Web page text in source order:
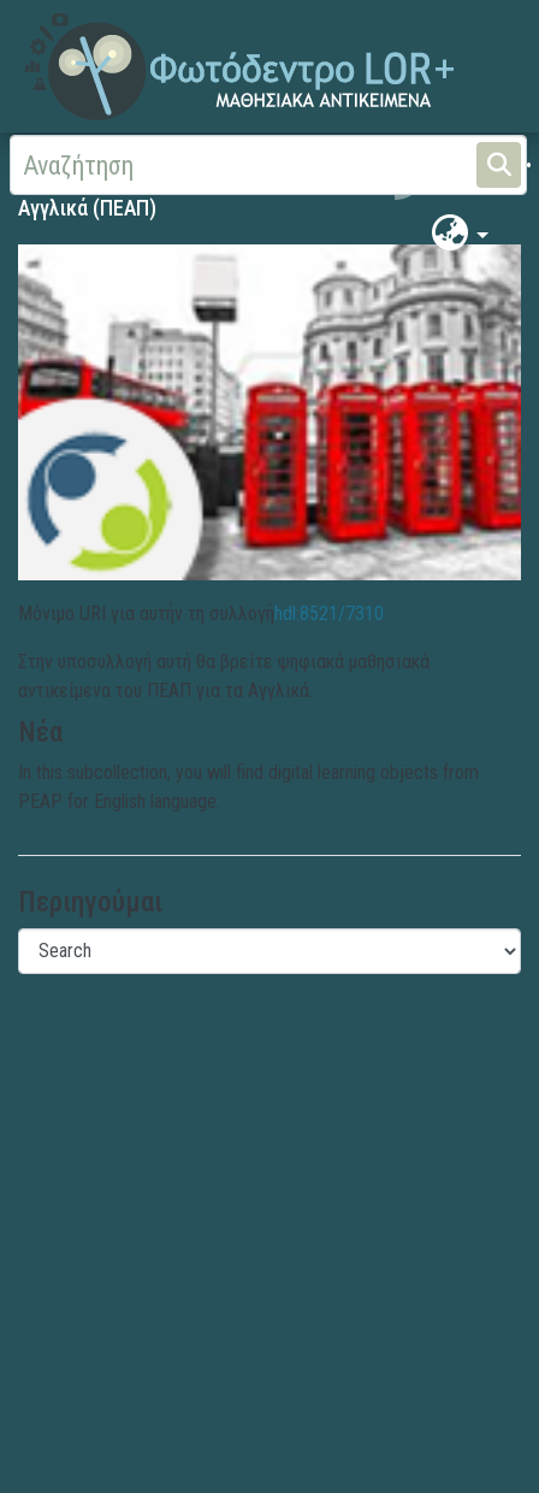
Αρχική Αγγλικά (ΠΕΑΠ) Αγγλικά (ΠΕΑΠ)
Αγγλικά (ΠΕΑΠ)
Μόνιμο URI για αυτήν τη συλλογήhdl:8521/7310
Στην υποσυλλογή αυτή θα βρείτε ψηφιακά μαθησιακά
αντικείμενα του ΠΕΑΠ για τα Αγγλικά.
Νέα
In this subcollection, you will find digital learning objects from
PEAP for English language.
Περιηγούμαι